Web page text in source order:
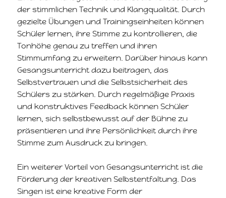
der stimmlichen Technik und Klangqualität. Durch
gezielte Übungen und Trainingseinheiten können
Schüler lernen, ihre Stimme zu kontrollieren, die
Tonhöhe genau zu treffen und ihren
Stimmumfang zu erweitern. Darüber hinaus kann
Gesangsunterricht dazu beitragen, das
Selbstvertrauen und die Selbstsicherheit des
Schülers zu stärken. Durch regelmäßige Praxis
und konstruktives Feedback können Schüler
lernen, sich selbstbewusst auf der Bühne zu
präsentieren und ihre Persönlichkeit durch ihre
Stimme zum Ausdruck zu bringen.
Ein weiterer Vorteil von Gesangsunterricht ist die
Förderung der kreativen Selbstentfaltung. Das
Singen ist eine kreative Form der